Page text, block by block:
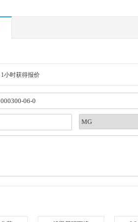
1小时获得报价